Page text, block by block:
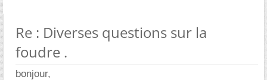
Re : Diverses questions sur la
foudre .
bonjour,